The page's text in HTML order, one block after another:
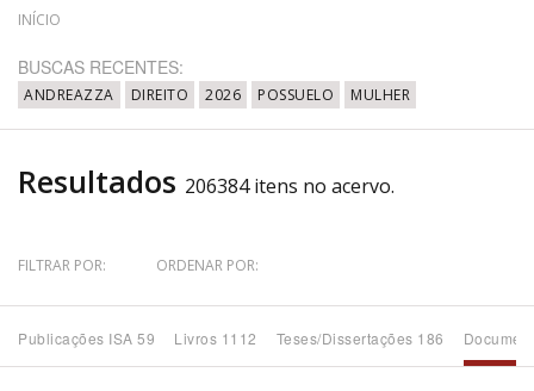
Data do Documento
Até
Povo Indígena
INÍCIO
BUSCAS RECENTES:
ANDREAZZA DIREITO 2026 POSSUELO MULHER
Resultados 206384 itens no acervo.
FILTRAR POR: ORDENAR POR:
Publicações ISA 59 Livros 1112 Teses/Dissertações 186